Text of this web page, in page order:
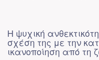
Η ψυχική
σχέση της με την
ικανοποίηση από τη